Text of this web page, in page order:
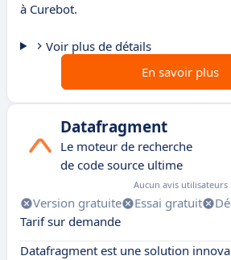
à Curebot.
Voir plus de détails
En savoir plus
Datafragment
Le moteur de recherche
de code source ultime
Aucun avis utilisateurs
Version gratuite Essai gratuit
Tarif sur demande
Datafragment est une solution